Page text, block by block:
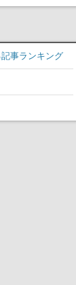
事ランキング